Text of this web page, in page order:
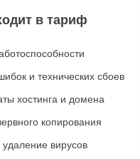
в тариф
и технических сбоев
хостинга и домена
копирования
удаление вирусов